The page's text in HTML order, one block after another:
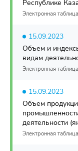
Республике
Электронная таблица
15.09.2023
Объем и
видам
Электронная таблица
15.09.2023
Объем
деятельности
Электронная таблица